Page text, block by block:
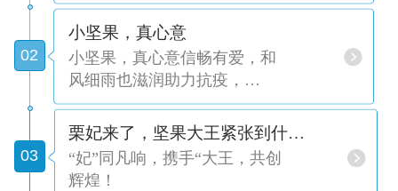
02
小坚果，真心意
​小坚果，真心意信畅有爱，和
风细雨也滋润助力抗疫，…
03
栗妃来了，坚果大王紧张到什…
“妃”同凡响，携手“大王，共创
辉煌！